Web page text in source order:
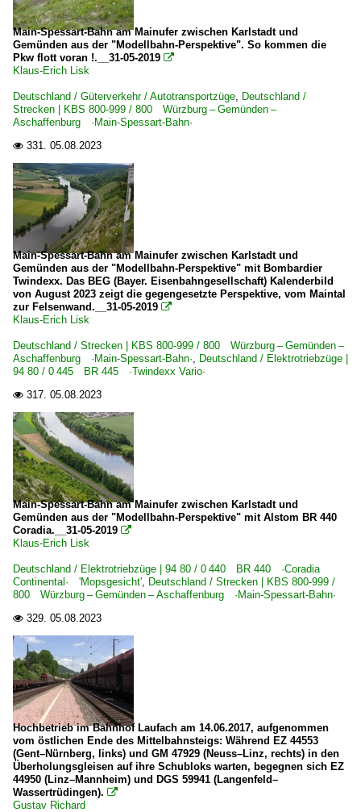
Main-Spessart-Bahn am Mainufer zwischen Karlstadt und
Gemünden aus der "Modellbahn-Perspektive". So kommen die
Pkw flott voran !.__31-05-2019 
Klaus-Erich Lisk
Deutschland / Güterverkehr / Autotransportzüge, Deutschland /
Strecken | KBS 800-999 / 800 Würzburg – Gemünden –
Aschaffenburg ·Main-Spessart-Bahn·
 331. 05.08.2023
Main-Spessart-Bahn am Mainufer zwischen Karlstadt und
Gemünden aus der "Modellbahn-Perspektive" mit Bombardier
Twindexx. Das BEG (Bayer. Eisenbahngesellschaft) Kalenderbild
von August 2023 zeigt die gegengesetzte Perspektive, vom Maintal
zur Felsenwand.__31-05-2019 
Klaus-Erich Lisk
Deutschland / Strecken | KBS 800-999 / 800 Würzburg – Gemünden –
Aschaffenburg ·Main-Spessart-Bahn·, Deutschland / Elektrotriebzüge |
94 80 / 0 445 BR 445 ·Twindexx Vario·
 317. 05.08.2023
Main-Spessart-Bahn am Mainufer zwischen Karlstadt und
Gemünden aus der "Modellbahn-Perspektive" mit Alstom BR 440
Coradia.__31-05-2019 
Klaus-Erich Lisk
Deutschland / Elektrotriebzüge | 94 80 / 0 440 BR 440 ·Coradia
Continental· 'Mopsgesicht', Deutschland / Strecken | KBS 800-999 /
800 Würzburg – Gemünden – Aschaffenburg ·Main-Spessart-Bahn·
 329. 05.08.2023
Hochbetrieb im Bahnhof Laufach am 14.06.2017, aufgenommen
vom östlichen Ende des Mittelbahnsteigs: Während EZ 44553
(Gent–Nürnberg, links) und GM 47929 (Neuss–Linz, rechts) in den
Überholungsgleisen auf ihre Schubloks warten, begegnen sich EZ
44950 (Linz–Mannheim) und DGS 59941 (Langenfeld–
Wassertrüdingen). 
Gustav Richard